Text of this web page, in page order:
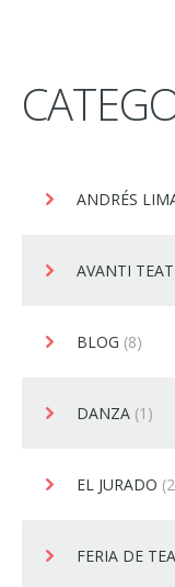
ANDRÉS
AVANTI
BLOG (8)
DANZA (1)
EL JURADO
FERIA DE